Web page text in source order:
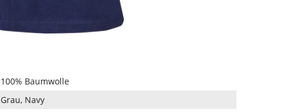
100% Baumwolle
Grau, Navy